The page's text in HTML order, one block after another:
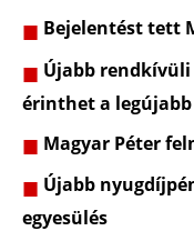
Bejelentést tett
Újabb
érinthet a
Magyar Péter
Újabb
egyesülés